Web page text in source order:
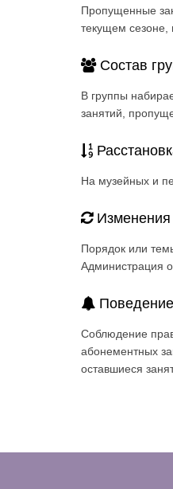
Пропущенные
текущем сезоне,
Состав
В группы
занятий,
На музейных и
Изменения
Порядок или
Администрация
Поведение
Соблюдение
абонементных
оставшиеся